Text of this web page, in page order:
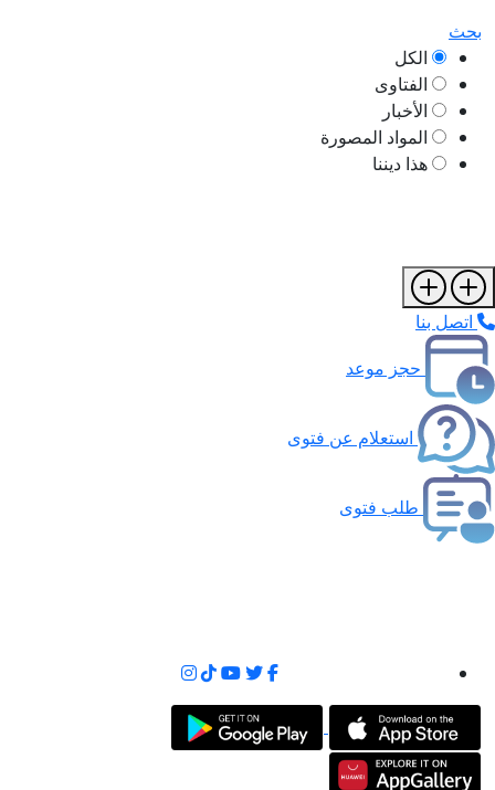
بحث
الكل
الفتاوى
الأخبار
المواد المصورة
هذا ديننا
اتصل بنا
حجز موعد
استعلام عن فتوى
طلب فتوى